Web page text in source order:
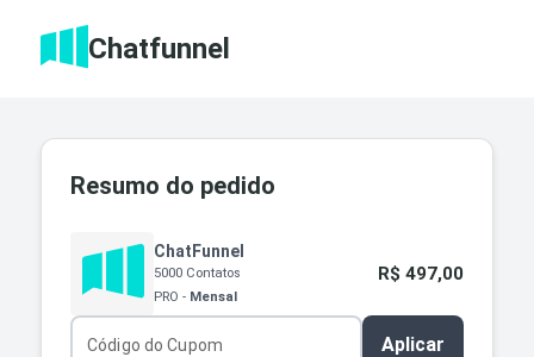
Chatfunnel
Resumo do pedido
ChatFunnel
5000 Contatos
PRO - Mensal
R$ 497,00
Aplicar